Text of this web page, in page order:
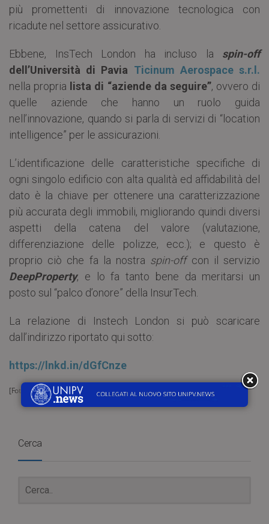
più promettenti di innovazione tecnologica con
ricadute nel settore assicurativo.
Ebbene, InsTech London ha incluso la spin-off
dell’Università di Pavia Ticinum Aerospace s.r.l.
nella propria lista di “aziende da seguire”, ovvero di
quelle aziende che hanno un ruolo guida
nell’innovazione, quando si parla di servizi di “location
intelligence” per le assicurazioni.
L’identificazione delle caratteristiche specifiche di
ogni singolo edificio con alta qualità ed affidabilità del
dato è la chiave per ottenere una caratterizzazione
più accurata degli immobili, migliorando quindi diversi
aspetti della catena del valore (valutazione,
differenziazione delle polizze, ecc.); e questo è
proprio ciò che fa la nostra spin-offcon il servizio
DeepProperty, e lo fa tanto bene da meritarsi un
posto sul “palco d’onore” della InsurTech.
La relazione di Instech London si può scaricare
dall’indirizzo riportato qui sotto:
https://lnkd.in/dGfCnze
[Foto diHarry Straussda Pixabay]
Cerca